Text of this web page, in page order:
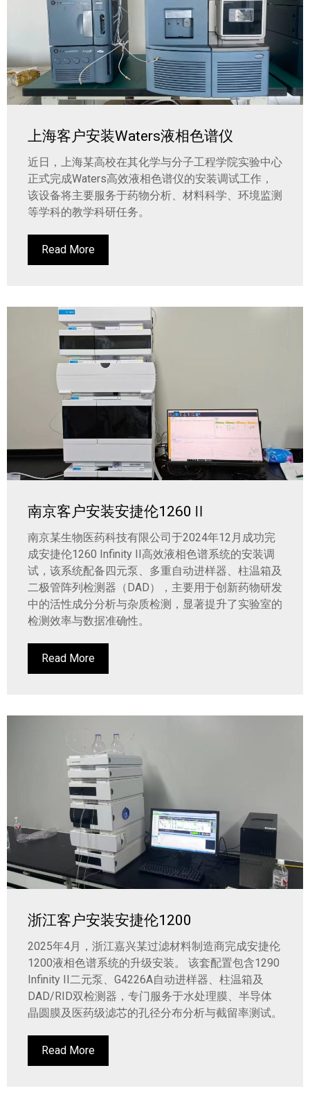
上海客户安装Waters液相色谱仪
近日，上海某高校在其化学与分子工程学院实验中心
正式完成Waters高效液相色谱仪的安装调试工作，
该设备将主要服务于药物分析、材料科学、环境监测
等学科的教学科研任务。
Read More
南京客户安装安捷伦1260Ⅱ
南京某生物医药科技有限公司于2024年12月成功完
成安捷伦1260 Infinity II高效液相色谱系统的安装调
试，该系统配备四元泵、多重自动进样器、柱温箱及
二极管阵列检测器（DAD），主要用于创新药物研发
中的活性成分分析与杂质检测，显著提升了实验室的
检测效率与数据准确性。
Read More
浙江客户安装安捷伦1200
2025年4月，浙江嘉兴某过滤材料制造商完成安捷伦
1200液相色谱系统的升级安装。 该套配置包含1290
Infinity II二元泵、G4226A自动进样器、柱温箱及
DAD/RID双检测器，专门服务于水处理膜、半导体
晶圆膜及医药级滤芯的孔径分布分析与截留率测试。
Read More